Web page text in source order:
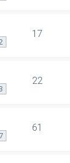
17
22
7
61